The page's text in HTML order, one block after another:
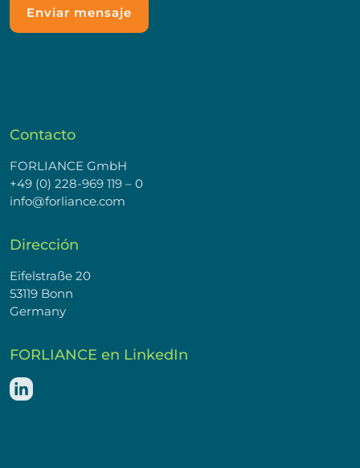
Contacto
FORLIANCE GmbH
+49 (0) 228-969 119 – 0
info@forliance.com
Dirección
Eifelstraße 20
53119 Bonn
Germany
FORLIANCE en LinkedIn